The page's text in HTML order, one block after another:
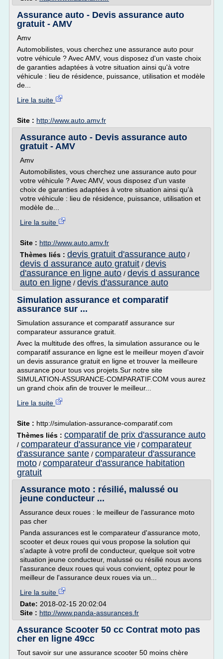
Assurance auto - Devis assurance auto
gratuit - AMV
Amv
Automobilistes, vous cherchez une assurance auto pour
votre véhicule ? Avec AMV, vous disposez d'un vaste choix
de garanties adaptées à votre situation ainsi qu'à votre
véhicule : lieu de résidence, puissance, utilisation et modèle
de...
Lire la suite
Site : http://www.auto.amv.fr
Assurance auto - Devis assurance auto
gratuit - AMV
Amv
Automobilistes, vous cherchez une assurance auto pour
votre véhicule ? Avec AMV, vous disposez d'un vaste
choix de garanties adaptées à votre situation ainsi qu'à
votre véhicule : lieu de résidence, puissance, utilisation et
modèle de...
Lire la suite
Site : http://www.auto.amv.fr
Thèmes liés : devis gratuit d'assurance auto /
devis d assurance auto gratuit / devis
d'assurance en ligne auto / devis d assurance
auto en ligne / devis d'assurance auto
Simulation assurance et comparatif
assurance sur ...
Simulation assurance et comparatif assurance sur
comparateur assurance gratuit.
Avec la multitude des offres, la simulation assurance ou le
comparatif assurance en ligne est le meilleur moyen d'avoir
un devis assurance gratuit en ligne et trouver la meilleure
assurance pour tous vos projets.Sur notre site
SIMULATION-ASSURANCE-COMPARATIF.COM vous aurez
un grand choix afin de trouver le meilleur...
Lire la suite
Site : http://simulation-assurance-comparatif.com
Thèmes liés : comparatif de prix d'assurance auto
/ comparateur d'assurance vie / comparateur
d'assurance sante / comparateur d'assurance
moto / comparateur d'assurance habitation
gratuit
Assurance moto : résilié, malussé ou
jeune conducteur ...
Assurance deux roues : le meilleur de l'assurance moto
pas cher
Panda assurances est le comparateur d'assurance moto,
scooter et deux roues qui vous propose la solution qui
s'adapte à votre profil de conducteur, quelque soit votre
situation jeune conducteur, malussé ou résilié nous avons
l'assurance deux roues qui vous convient, optez pour le
meilleur de l'assurance deux roues via un...
Lire la suite
Date: 2018-02-15 20:02:04
Site : http://www.panda-assurances.fr
Assurance Scooter 50 cc Contrat moto pas
cher en ligne 49cc
Tout savoir sur une assurance scooter 50 moins chère